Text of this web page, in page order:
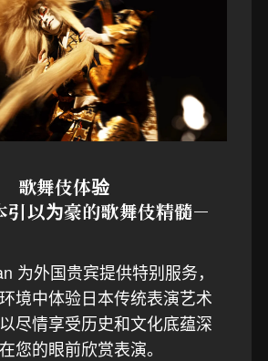
歌舞伎体验
引以为豪的歌舞伎精髓－
为外国贵宾提供特别服务，
境中体验日本传统表演艺术
尽情享受历史和文化底蕴深
您的眼前欣赏表演。